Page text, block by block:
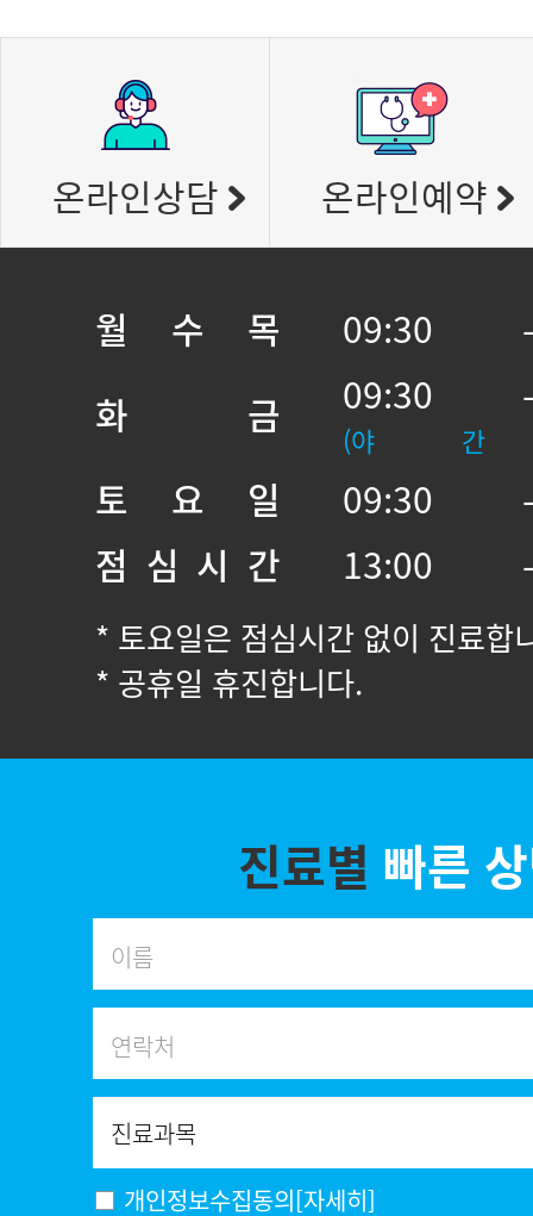
온라인상담 온라인예약
월 수 목
09:30
화 금
09:30
(야 간
토 요 일
09:30
점 심 시 간
13:00
* 토요일은 점심시간 없이 진료합
* 공휴일 휴진합니다.
진료별 빠른
개인정보수집동의[자세히]